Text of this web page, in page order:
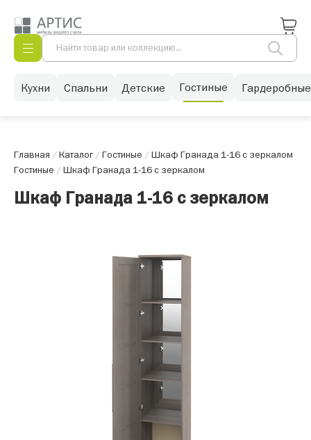
Кухни Спальни Детские Гостиные Гардеробные
Главная /Каталог/Гостиные /Шкаф Гранада 1-16 с зеркалом
Гостиные /Шкаф Гранада 1-16 с зеркалом
Шкаф Гранада 1-16 с зеркалом